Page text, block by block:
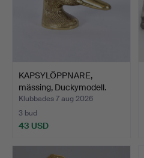
KAPSYLÖPPNARE,
mässing, Duckymodell.
Klubbades 7 aug 2026
3 bud
43 USD